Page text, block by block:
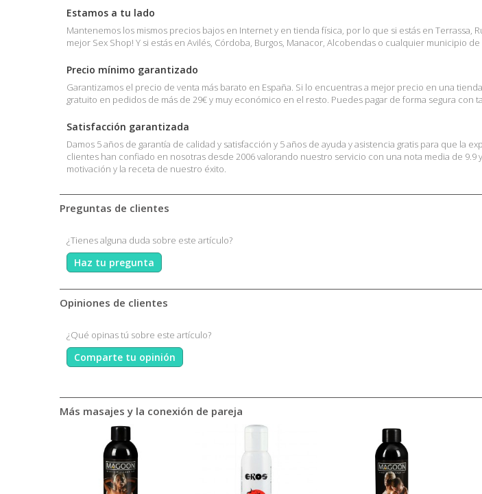
Estamos a tu lado
Mantenemos los mismos precios bajos en Internet y en tienda física, por lo que si estás en Terrassa,
mejor Sex Shop! Y si estás en Avilés, Córdoba, Burgos, Manacor, Alcobendas o cualquier municipio de
Precio mínimo garantizado
Garantizamos el precio de venta más barato en España. Si lo encuentras a mejor precio en una
gratuito en pedidos de más de 29€ y muy económico en el resto. Puedes pagar de forma segura con
Satisfacción garantizada
Damos 5 años de garantía de calidad y satisfacción y 5 años de ayuda y asistencia gratis para que la
clientes han confiado en nosotras desde 2006 valorando nuestro servicio con una nota media de
motivación y la receta de nuestro éxito.
Preguntas de clientes
¿Tienes alguna duda sobre este artículo?
Haz tu pregunta
Opiniones de clientes
¿Qué opinas tú sobre este artículo?
Comparte tu opinión
Más masajes y la conexión de pareja